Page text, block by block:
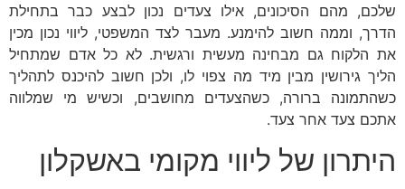
שלכם, מהם הסיכונים, אילו צעדים נכון לבצע כבר בתחילת
הדרך, וממה חשוב להימנע. מעבר לצד המשפטי, ליווי נכון מכין
את הלקוח גם מבחינה מעשית ורגשית. לא כל אדם שמתחיל
הליך גירושין מבין מיד מה צפוי לו, ולכן חשוב להיכנס לתהליך
כשהתמונה ברורה, כשהצעדים מחושבים, וכשיש מי שמלווה
אתכם צעד אחר צעד.
היתרון של ליווי מקומי באשקלון